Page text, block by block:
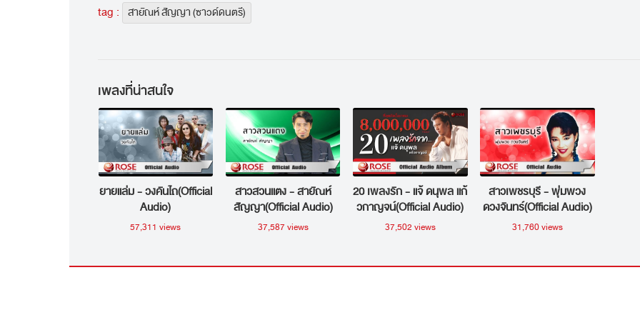
tag : สายัณห์ สัญญา (ซาวด์ดนตรี)
เพลงที่น่าสนใจ
ยายแล่ม - วงคันไถ(Official
Audio)
57,311 views
สาวสวนแตง - สายัณห์
สัญญา(Official Audio)
37,587 views
20 เพลงรัก - แจ้ ดนุพล แก้
วกาญจน์(Official Audio)
37,502 views
สาวเพชรบุรี - พุ่มพวง
ดวงจันทร์(Official Audio)
31,760 views